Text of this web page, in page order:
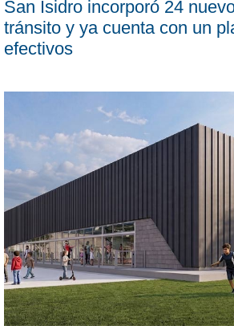
San Isidro incorporó 24
tránsito y ya cuenta con un
efectivos